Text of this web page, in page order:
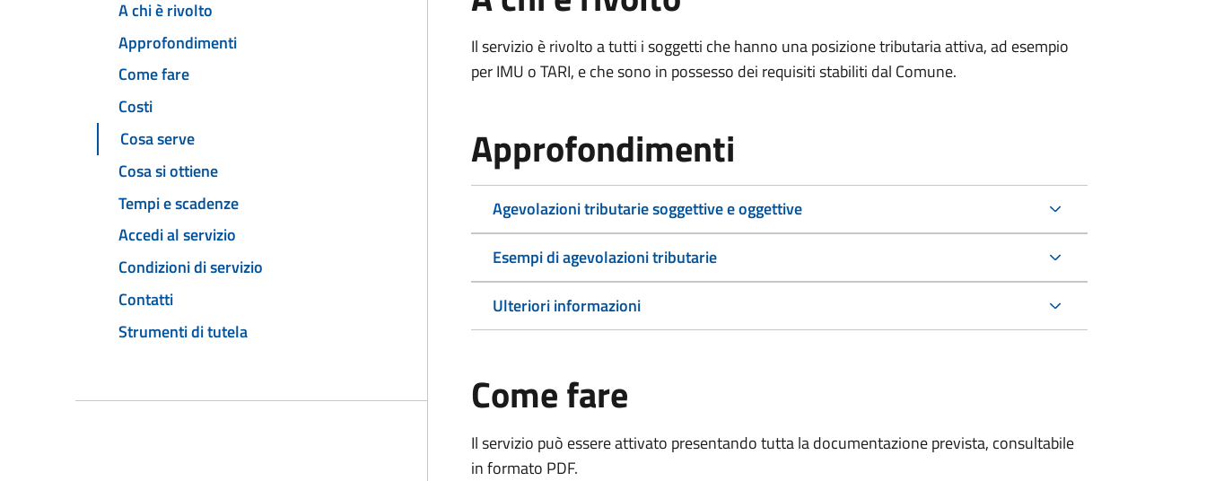
A chi è rivolto
Approfondimenti
Come fare
Costi
Cosa serve
Cosa si ottiene
Tempi e scadenze
Accedi al servizio
Condizioni di servizio
Contatti
Strumenti di tutela
Il servizio è rivolto a tutti i soggetti che hanno una posizione tributaria attiva, ad esempio
per IMU o TARI, e che sono in possesso dei requisiti stabiliti dal Comune.
Approfondimenti
Agevolazioni tributarie soggettive e oggettive
Esempi di agevolazioni tributarie
Ulteriori informazioni
Come fare
Il servizio può essere attivato presentando tutta la documentazione prevista, consultabile
in formato PDF.